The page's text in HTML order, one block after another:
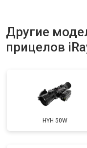
Другие
прицелов
HYH 50W